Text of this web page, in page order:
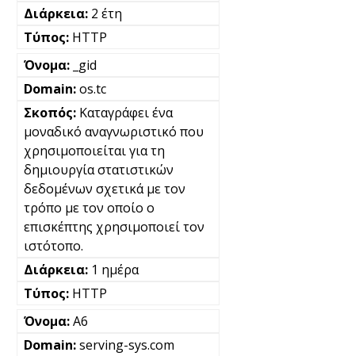
2 έτη
HTTP
_gid
os.tc
Καταγράφει ένα
μοναδικό αναγνωριστικό που
χρησιμοποιείται για τη
δημιουργία στατιστικών
δεδομένων σχετικά με τον
τρόπο με τον οποίο ο
επισκέπτης χρησιμοποιεί τον
ιστότοπο.
1 ημέρα
HTTP
A6
serving-sys.com